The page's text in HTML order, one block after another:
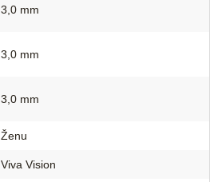
3,0 mm
3,0 mm
3,0 mm
Ženu
Viva Vision